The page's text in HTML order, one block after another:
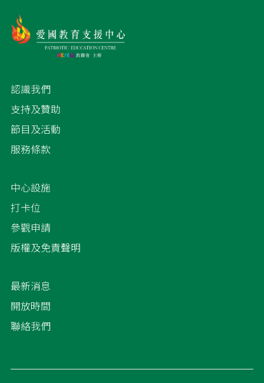
認識我們
支持及贊助
節目及活動
服務條款
中心設施
打卡位
參觀申請
版權及免責聲明
最新消息
開放時間
聯絡我們